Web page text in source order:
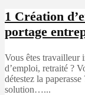
1 Création
portage
Vous êtes travailleur
d’emploi, retraité ?
détestez la
solution…...